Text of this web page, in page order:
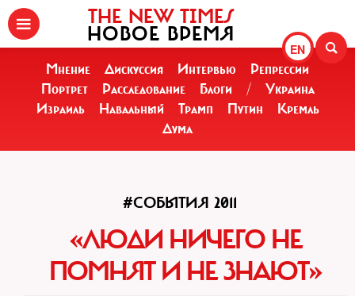
EN
THE NEW TIMES
НОВОЕ ВРЕМЯ
Мнение Дискуссия Интервью
Репрессии
Портрет
Расследование Блоги /
Украина
Израиль
Навальный Трамп Путин
Кремль
Дума
#СОБЫТИЯ 2011
«ЛЮДИ НИЧЕГО НЕ
ПОМНЯТ И НЕ ЗНАЮТ»